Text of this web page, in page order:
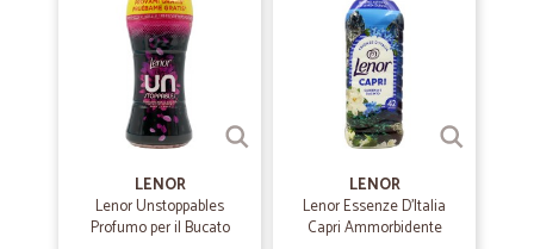
—Francesco F.
Consegna rapida e puntuale
Consegna rapida e puntuale. Sembra che questo sia rimasto l'unico
posto dove si riesce ancora ad acquistare i Baicoli, biscotto
tradizionale veneziano un po' fuori moda, sommerso dai vari mulini
bianchi... Molto apprezzati anche gli omaggi inclusi nel pacco!
18/08/2020
— Trustpilot
LENOR
Lenor Unstoppables
Profumo per il Bucato
LENOR
Lenor Essenze D'Italia
Capri Ammorbidente